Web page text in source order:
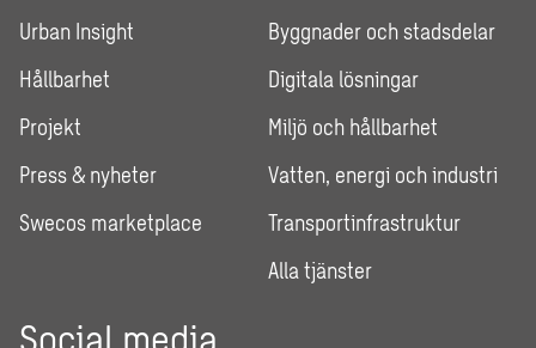
Urban Insight
Hållbarhet
Projekt
Press & nyheter
Swecos marketplace
Byggnader och stadsdelar
Digitala lösningar
Miljö och hållbarhet
Vatten, energi och industri
Transportinfrastruktur
Alla tjänster
Social media